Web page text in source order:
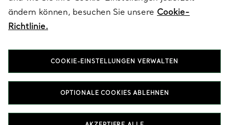
FOLGEN SIE UNS
T&Co. 2026
ändern können, besuchen Sie unsere Cookie-
Richtlinie.
COOKIE-EINSTELLUNGEN VERWALTEN
OPTIONALE COOKIES ABLEHNEN